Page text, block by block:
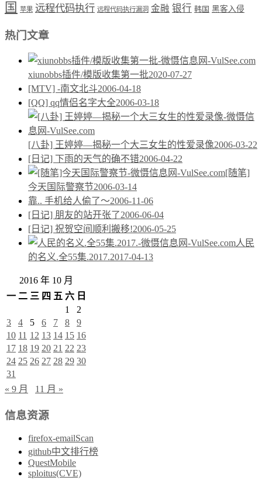
国
苹果 远程代码执行 远程代码执行漏洞 金融 银行 韩国 黑客入侵
热门文章
xiunobbs插件/模版收集第一批2020-07-27
[MTV] -南文北斗2006-04-18
[QQ] qq情侣名字大全2006-03-18
[八卦] 王婷婷—揭秘一个大三女生的性爱录像2006-03-22
[日记] 下雨的天气的确不错2006-04-22
[随笔]
今天国际警察节2006-03-14
靠.. 手机给人偷了～2006-11-06
[日记] 朋友的站开张了2006-06-04
[日记] 祝贺空间顺利搬移!2006-05-25
人民
的名义.全55集.2017.2017-04-13
2016 年 10 月
一 二 三 四 五 六 日
1
2
3
4 5 6 7 8
9
10 11 12 13 14 15 16
17 18 19 20 21 22 23
24 25 26 27 28 29 30
31
« 9 月
11 月 »
信息资源
firefox-emailScan
github中文排行榜
QuestMobile
sploitus(CVE)